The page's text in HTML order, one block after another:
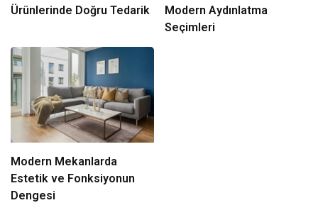
Ürünlerinde Doğru Tedarik
Modern Aydınlatma
Seçimleri
Modern Mekanlarda
Estetik ve Fonksiyonun
Dengesi